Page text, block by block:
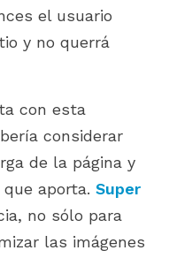
el usuario
y no querrá
con esta
considerar
de la página y
aporta. Super
no sólo para
las imágenes